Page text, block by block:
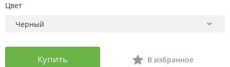
Цвет
Купить В избранное